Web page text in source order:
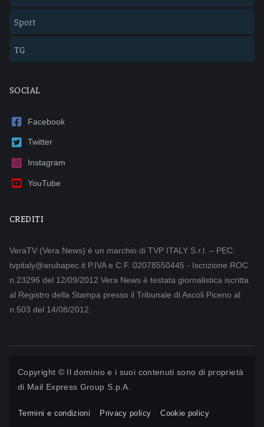
Sport
TG
SOCIAL
Facebook
Twitter
Instagram
YouTube
CREDITI
VeraTV (Vera News) è un marchio di TVP ITALY S.r.l. – PEC:
tvpitaly@arubapec.it P.IVA e C.F. 02078550445 - Iscrizione ROC
n.23296 del 12/09/2012 Vera News è testata giornalistica iscritta
al Registro della Stampa presso il Tribunale di Ascoli Piceno al
n.503 del 14/08/2012.
Copyright © Il dominio e i suoi contenuti sono di proprietà
di Mail Express Group S.p.A.
Termini e condizioni Privacy policy Cookie policy